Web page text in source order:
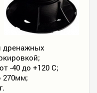
дренажных
-40 до +120 С;
270мм;